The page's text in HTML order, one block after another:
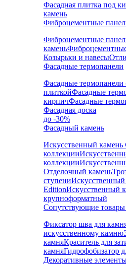
Фасадная плитка под
камень
Фиброцементные
Фиброцементные
камень
Козырьки и навесы
Фасадные термопанели
Фасадные термопанели
плиткойФасадные
кирпичФасадные
Фасадная доска
до -30%
Фасадный камень
Искусственный
коллекции
коллекции
Отделочный камень
ступени
EditionИскусственный
крупноформатный
Сопутствующие
Фиксатор шва для
искусственному камню
камняКраситель для
камняГидрофобизатор
Декоративные